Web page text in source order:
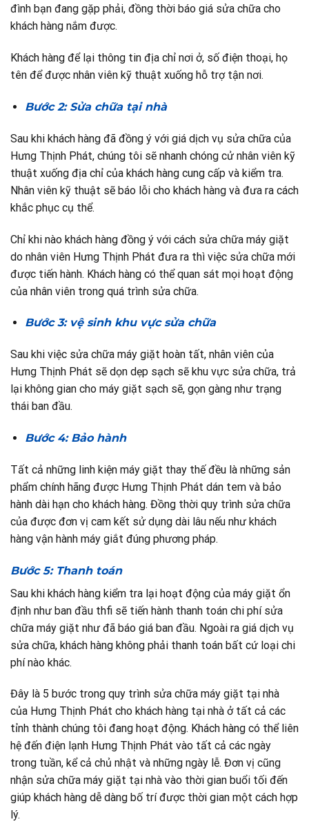
đình bạn đang gặp phải, đồng thời báo giá sửa chữa cho
khách hàng nắm được.
Khách hàng để lại thông tin địa chỉ nơi ở, số điện thoại, họ
tên để được nhân viên kỹ thuật xuống hỗ trợ tận nơi.
Bước 2: Sửa chữa tại nhà
Sau khi khách hàng đã đồng ý với giá dịch vụ sửa chữa của
Hưng Thịnh Phát, chúng tôi sẽ nhanh chóng cử nhân viên kỹ
thuật xuống địa chỉ của khách hàng cung cấp và kiểm tra.
Nhân viên kỹ thuật sẽ báo lỗi cho khách hàng và đưa ra cách
khắc phục cụ thể.
Chỉ khi nào khách hàng đồng ý với cách sửa chữa máy giặt
do nhân viên Hưng Thịnh Phát đưa ra thì việc sửa chữa mới
được tiến hành. Khách hàng có thể quan sát mọi hoạt động
của nhân viên trong quá trình sửa chữa.
Bước 3: vệ sinh khu vực sửa chữa
Sau khi việc sửa chữa máy giặt hoàn tất, nhân viên của
Hưng Thịnh Phát sẽ dọn dẹp sạch sẽ khu vực sửa chữa, trả
lại không gian cho máy giặt sạch sẽ, gọn gàng như trạng
thái ban đầu.
Bước 4: Bảo hành
Tất cả những linh kiện máy giặt thay thế đều là những sản
phẩm chính hãng được Hưng Thịnh Phát dán tem và bảo
hành dài hạn cho khách hàng. Đồng thời quy trình sửa chữa
của được đơn vị cam kết sử dụng dài lâu nếu như khách
hàng vận hành máy giắt đúng phương pháp.
Bước 5: Thanh toán
Sau khi khách hàng kiểm tra lại hoạt động của máy giặt ổn
định như ban đầu thfi sẽ tiến hành thanh toán chi phí sửa
chữa máy giặt như đã báo giá ban đầu. Ngoài ra giá dịch vụ
sửa chữa, khách hàng không phải thanh toán bất cứ loại chi
phí nào khác.
Đây là 5 bước trong quy trình sửa chữa máy giặt tại nhà
của Hưng Thịnh Phát cho khách hàng tại nhà ở tất cả các
tỉnh thành chúng tôi đang hoạt động. Khách hàng có thể liên
hệ đến điện lạnh Hưng Thịnh Phát vào tất cả các ngày
trong tuần, kể cả chủ nhật và những ngày lễ. Đơn vị cũng
nhận sửa chữa máy giặt tại nhà vào thời gian buổi tối đến
giúp khách hàng dễ dàng bố trí được thời gian một cách hợp
lý.